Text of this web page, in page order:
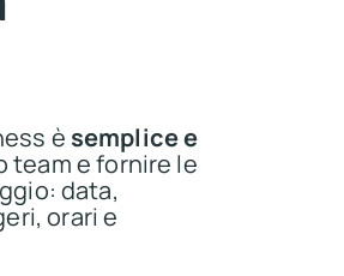
è semplice e
team e fornire le
data,
orari e